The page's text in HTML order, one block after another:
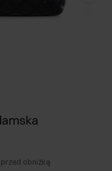
obniżką